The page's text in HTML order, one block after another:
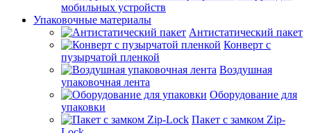
мобильных устройств
Упаковочные материалы
Антистатический пакет
Конверт с
пузырчатой пленкой
Воздушная
упаковочная лента
Оборудование для
упаковки
Пакет с замком Zip-